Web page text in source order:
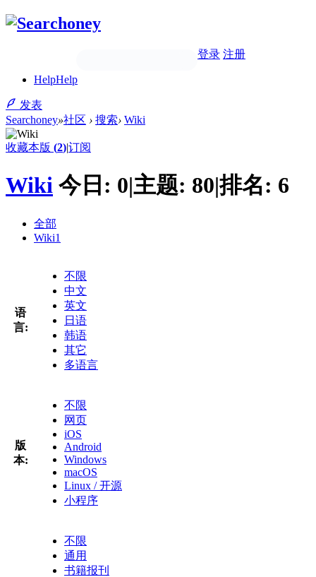
登录 注册
HelpHelp
发表
Searchoney»社区 › 搜索› Wiki
收藏本版 (2)|订阅
Wiki 今日: 0|主题: 80|排名: 6
全部
Wiki1
语
言:
不限
中文
英文
日语
韩语
其它
多语言
版
本:
不限
网页
iOS
Android
Windows
macOS
Linux / 开源
小程序
不限
通用
书籍报刊